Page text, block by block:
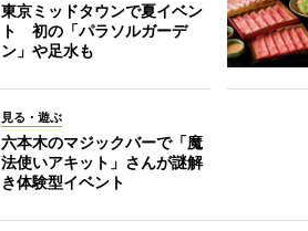
東京ミッドタウンで夏イベン
ト 初の「パラソルガーデ
ン」や足水も
見る・遊ぶ
六本木のマジックバーで「魔
法使いアキット」さんが謎解
き体験型イベント